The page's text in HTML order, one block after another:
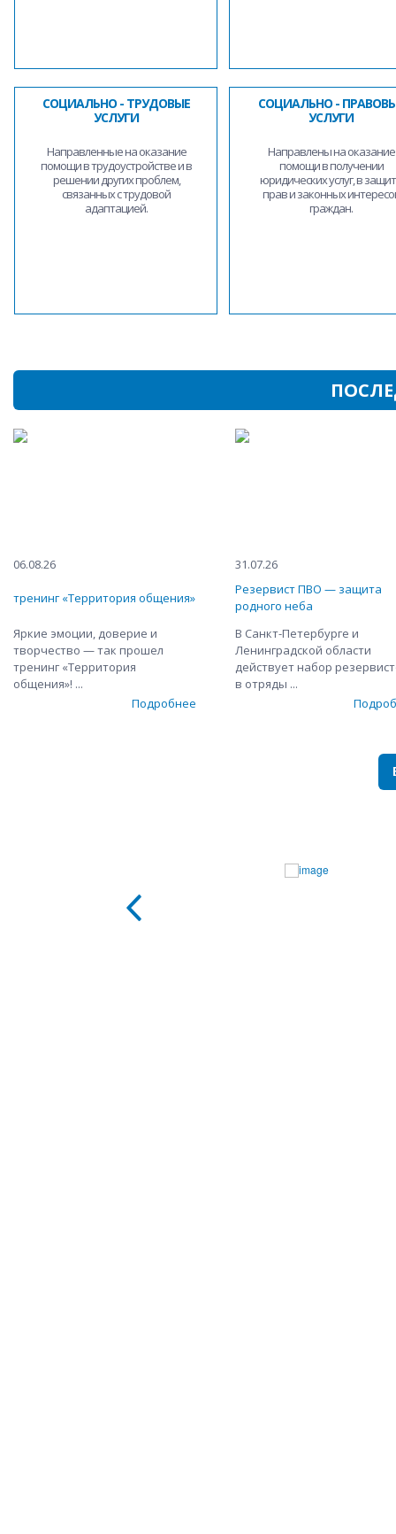
СОЦИАЛЬНО - ТРУДОВЫЕ
УСЛУГИ
Направленные на оказание
помощи в трудоустройстве и в
решении других проблем,
связанных с трудовой
адаптацией.
СОЦИАЛЬНО -
УСЛУГИ
Направлены на оказание
помощи в получении
юридических услуг, в
прав и законных
граждан.
06.08.26
тренинг «Территория общения»
Яркие эмоции, доверие и
творчество — так прошел
тренинг «Территория
общения»! ...
Подробнее
31.07.26
Резервист ПВО — защита
родного неба
В Санкт-Петербурге и
Ленинградской области
действует набор
в отряды ...